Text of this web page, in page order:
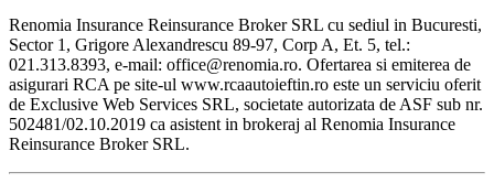
Renomia Insurance Reinsurance Broker SRL cu sediul in Bucuresti,
Sector 1, Grigore Alexandrescu 89-97, Corp A, Et. 5, tel.:
021.313.8393, e-mail: office@renomia.ro. Ofertarea si emiterea de
asigurari RCA pe site-ul www.rcaautoieftin.ro este un serviciu oferit
de Exclusive Web Services SRL, societate autorizata de ASF sub nr.
502481/02.10.2019 ca asistent in brokeraj al Renomia Insurance
Reinsurance Broker SRL.